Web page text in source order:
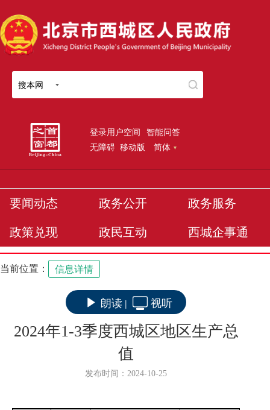
搜本网
登录用户空间 智能问答
无障碍 移动版 简体
要闻动态 政务公开 政务服务
政策兑现 政民互动 西城企事通
当前位置： 信息详情
朗读 | 视听
2024年1-3季度西城区地区生产总
值
发布时间：2024-10-25